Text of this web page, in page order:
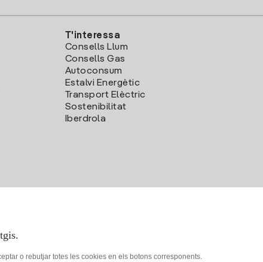
T'interessa
Consells Llum
Consells Gas
Autoconsum
Estalvi Energètic
Transport Elèctric
Sostenibilitat
Iberdrola
o rebutjar totes les cookies en els botons corresponents.